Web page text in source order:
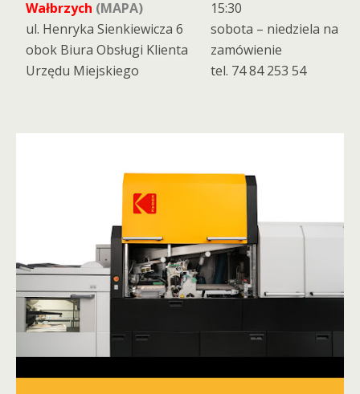
Wałbrzych (MAPA)
ul. Henryka Sienkiewicza 6
obok Biura Obsługi Klienta
Urzędu Miejskiego
15:30
sobota – niedziela na
zamówienie
tel. 74 84 253 54